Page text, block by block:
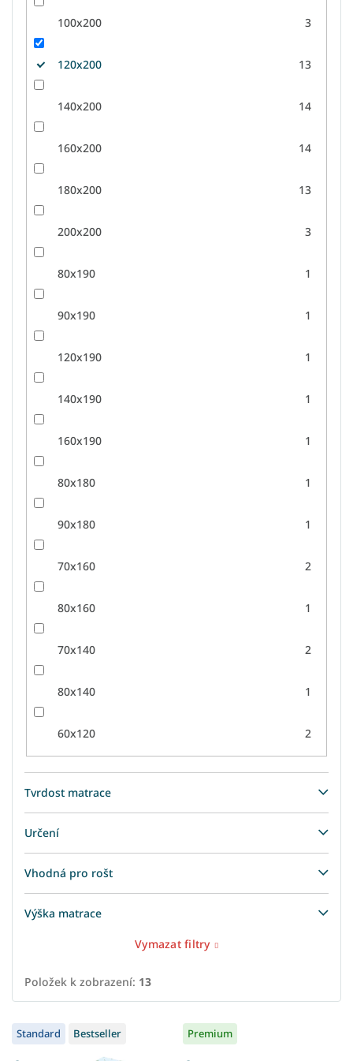
100x200 3
120x200 13
140x200 14
160x200 14
180x200 13
200x200 3
80x190 1
90x190 1
120x190 1
140x190 1
160x190 1
80x180 1
90x180 1
70x160 2
80x160 1
70x140 2
80x140 1
60x120 2
Tvrdost matrace
Určení
Vhodná pro rošt
Výška matrace
Vymazat filtry
Položek k zobrazení: 13
V
ýStandard Bestseller Premium